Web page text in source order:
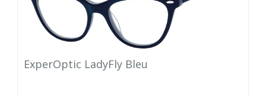
ExperOptic LadyFly Bleu